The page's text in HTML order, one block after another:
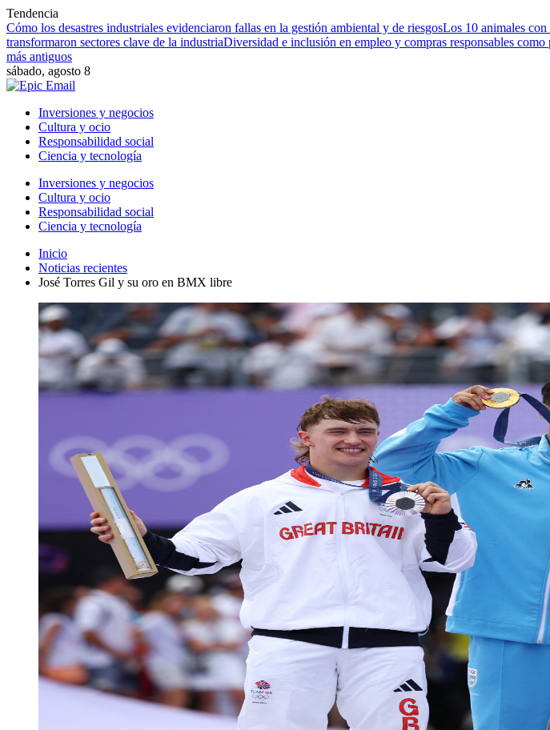
Tendencia
Cómo los desastres industriales evidenciaron fallas en la gestión ambiental y de riesgosLos 10 animales
transformaron sectores clave de la industriaDiversidad e inclusión en empleo y compras responsables
más antiguos
sábado, agosto 8
Inversiones y negocios
Cultura y ocio
Responsabilidad social
Ciencia y tecnología
Inversiones y negocios
Cultura y ocio
Responsabilidad social
Ciencia y tecnología
Inicio
Noticias recientes
José Torres Gil y su oro en BMX libre